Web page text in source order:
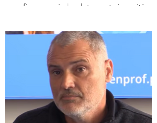
confirmar-se, é absolutamente inaceitável.
assegurado, em condições
extremamente difíceis, a classificação da
1.ª fase, surgem agora orientações que
determinam que, se um classificador não
registar classificações num determinado
período de tempo, as provas lhe sejam
retiradas e redistribuídas. Estamos a falar
de professores